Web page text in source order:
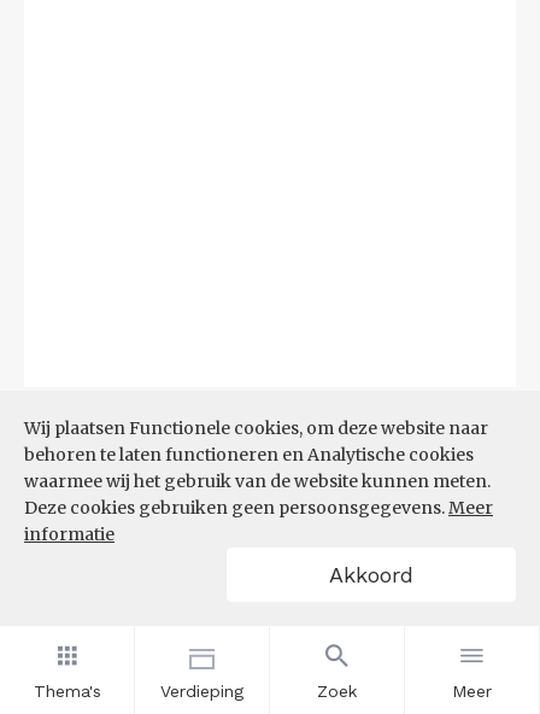
Thema's Verdieping Zoek Meer
Wij plaatsen Functionele cookies, om deze website naar
behoren te laten functioneren en Analytische cookies
waarmee wij het gebruik van de website kunnen meten.
Deze cookies gebruiken geen persoonsgegevens.Meer
informatie
Akkoord
TOP 10 REGIO'S MET KLEINSTE
AANDEEL TEKORT AAN
ARBEIDSKRACHTEN
Filters